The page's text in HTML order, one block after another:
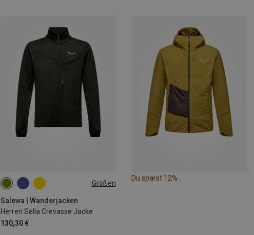
Größen
Salewa | Wanderjacken
Herren Sella Crevasse Jacke
130,30 €
S M L
Du sparst 12%